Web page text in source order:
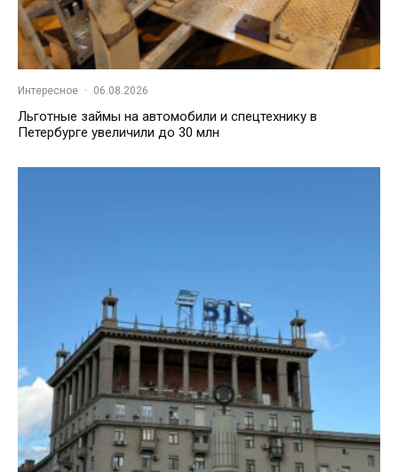
Интересное · 06.08.2026
Льготные займы на автомобили и спецтехнику в
Петербурге увеличили до 30 млн